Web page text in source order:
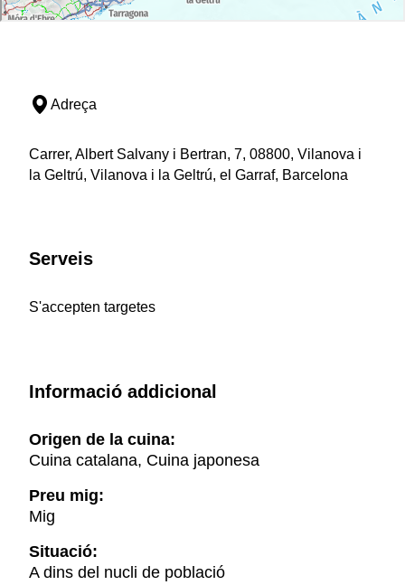
Adreça
Carrer, Albert Salvany i Bertran, 7, 08800, Vilanova i
la Geltrú, Vilanova i la Geltrú, el Garraf, Barcelona
Serveis
S'accepten targetes
Informació addicional
Origen de la cuina:
Cuina catalana, Cuina japonesa
Preu mig:
Mig
Situació:
A dins del nucli de població